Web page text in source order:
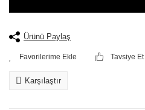
Ürünü Paylaş
Tavsiye Et
Karşılaştır